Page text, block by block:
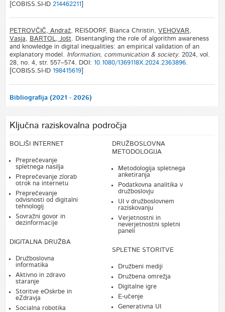
[COBISS.SI-ID 214462211
PETROVČIČ, Andraž, REISDORF, Bianca Christin, VEHOVAR,
Vasja, BARTOL, Jošt. Disentangling the role of algorithm awareness
and knowledge in digital inequalities: an empirical validation of an
explanatory model. Information, communication & society. 2024, vol.
28, no. 4, str. 557–574. DOI: 10.1080/1369118X.2024.2363896.
[COBISS.SI-ID 198415619]
Bibliografija (2021 - 2026)
Ključna raziskovalna področja
BOLJŠI INTERNET
Preprečevanje
spletnega nasilja
Preprečevanje zlorab
otrok na internetu
Preprečevanje
odvisnosti od digitalni
tehnologij
Sovražni govor in
dezinformacije
DIGITALNA DRUŽBA
Družboslovna
informatika
Aktivno in zdravo
staranje
Storitve eOskrbe in
eZdravja
Socialna robotika
DRUŽBOSLOVNA
METODOLOGIJA
Metodologija spletnega
anketiranja
Podatkovna analitika v
družboslovju
UI v družboslovnem
raziskovanju
Verjetnostni in
neverjetnostni spletni
paneli
SPLETNE STORITVE
Družbeni mediji
Družbena omrežja
Digitalne igre
E-učenje
Generativna UI